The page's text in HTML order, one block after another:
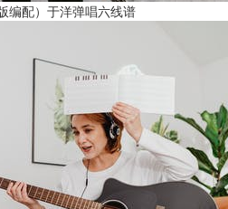
编配）于洋弹唱六线谱